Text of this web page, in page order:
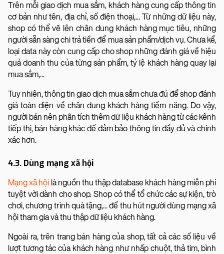
Trên mỗi giao dịch mua sắm, khách hàng cung cấp thông tin
cơ bản như tên, địa chỉ, số điện thoại,... Từ những dữ liệu này,
shop có thể vẽ lên chân dung khách hàng mục tiêu, những
người sẵn sàng chi trả tiền để mua sản phẩm/dịch vụ. Chưa kể,
loại data này còn cung cấp cho shop những đánh giá về hiệu
quả doanh thu của từng sản phẩm, tỷ lệ khách hàng quay lại
mua sắm,...
Tuy nhiên, thông tin giao dịch mua sắm chưa đủ để shop đánh
giá toàn diện về chân dung khách hàng tiềm năng. Do vậy,
người bán nên phân tích thêm dữ liệu khách hàng từ các kênh
tiếp thị, bán hàng khác để đảm bảo thông tin đầy đủ và chính
xác hơn.
4.3. Dùng mạng xã hội
Mạng xã hội là nguồn thu thập database khách hàng miễn phí
tuyệt vời dành cho shop. Shop có thể tổ chức các sự kiện, trò
chơi, chương trình quà tặng,... để thu hút người dùng mạng xã
hội tham gia và thu thập dữ liệu khách hàng.
Ngoài ra, trên trang bán hàng của shop, tất cả các số liệu về
lượt tương tác của khách hàng như nhấp chuột, thả tim, bình